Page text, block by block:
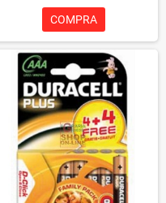
COMPRA